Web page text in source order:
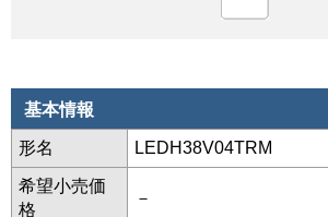
基本情報
形名 LEDH38V04TRM
希望小売価
格
－